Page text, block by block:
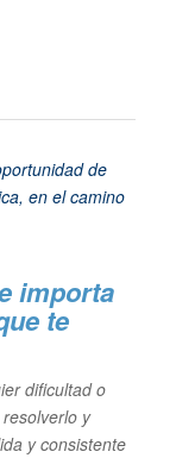
de
en el camino
importa
te
dificultad o
y
y consistente